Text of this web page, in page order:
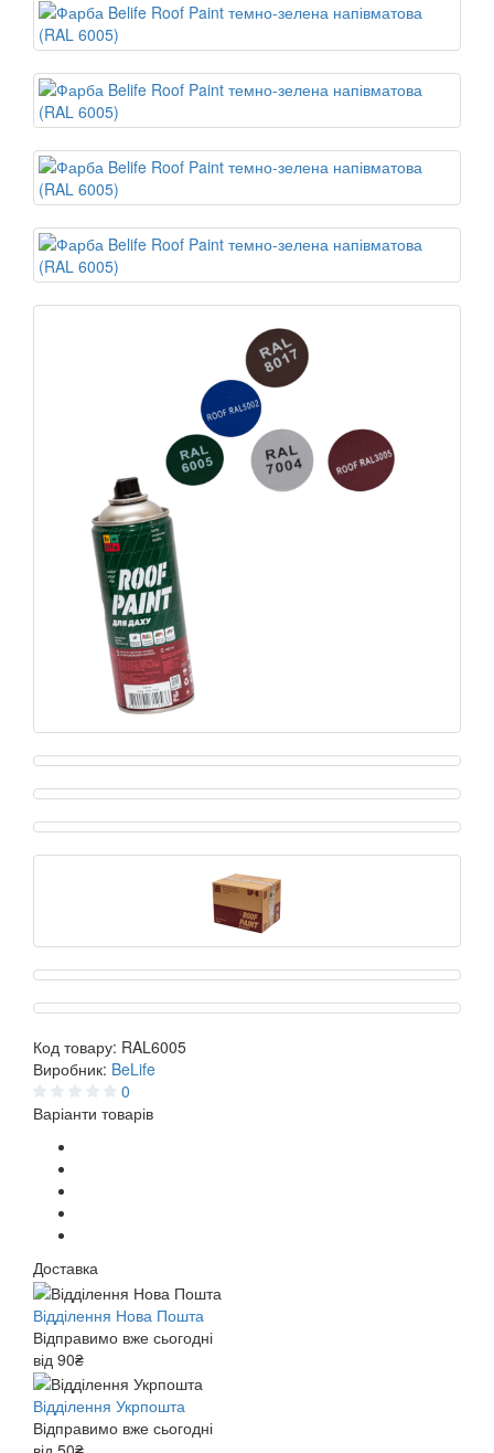
Код товару: RAL6005
Виробник: BeLife
0
Варіанти товарів
Доставка
Відділення Нова Пошта
Відправимо вже сьогодні
від 90₴
Відділення Укрпошта
Відправимо вже сьогодні